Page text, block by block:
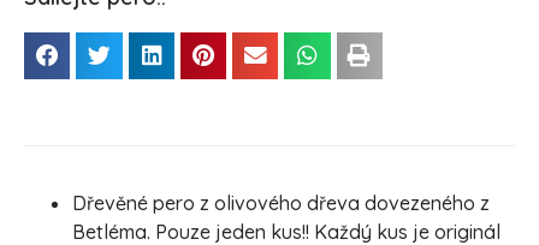
Dřevěné pero z olivového dřeva dovezeného z
Betléma. Pouze jeden kus!! Každý kus je originál